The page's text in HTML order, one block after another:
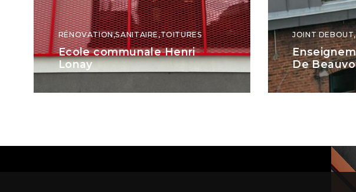
RÉNOVATION,SANITAIRE,TOITURES
Ecole communale Henri
Lonay
JOINT DEBOUT,
De